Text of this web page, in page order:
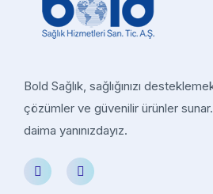
Bold Sağlık, sağlığınızı
çözümler ve güvenilir ürünler sunar.
daima yanınızdayız.